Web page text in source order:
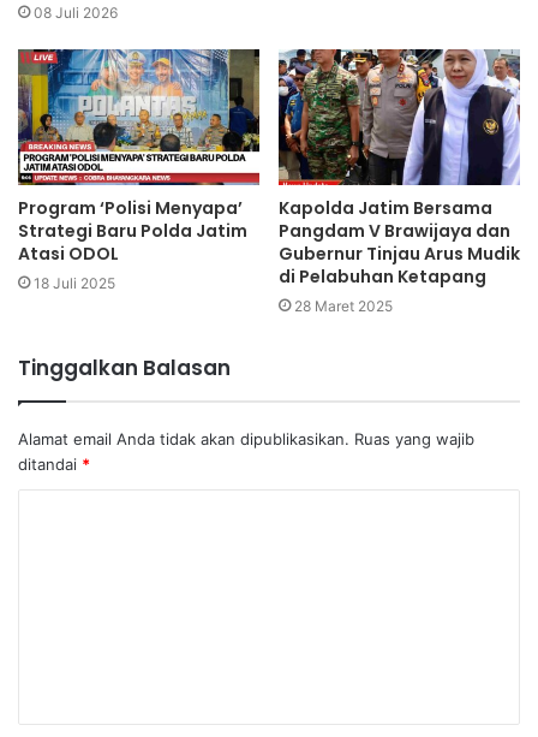
08 Juli 2026
Program ‘Polisi Menyapa’
Strategi Baru Polda Jatim
Atasi ODOL
18 Juli 2025
Kapolda Jatim Bersama
Pangdam V Brawijaya dan
Gubernur Tinjau Arus Mudik
di Pelabuhan Ketapang
28 Maret 2025
Tinggalkan Balasan
Alamat email Anda tidak akan dipublikasikan. Ruas yang wajib
ditandai *
a